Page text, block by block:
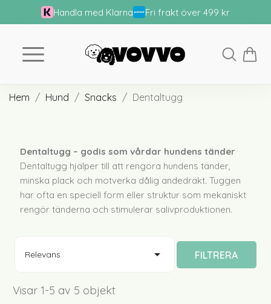
Handla med Klarna Fri frakt över 499 kr
Hem Hund Snacks Dentaltugg
Dentaltugg – godis som vårdar hundens tänder
Dentaltugg hjälper till att rengöra hundens tänder,
minska plack och motverka dålig andedräkt. Tuggen
har ofta en speciell form eller struktur som mekaniskt
rengör tänderna och stimulerar salivproduktionen.
Relevans  FILTRERA
Visar 1-5 av 5 objekt